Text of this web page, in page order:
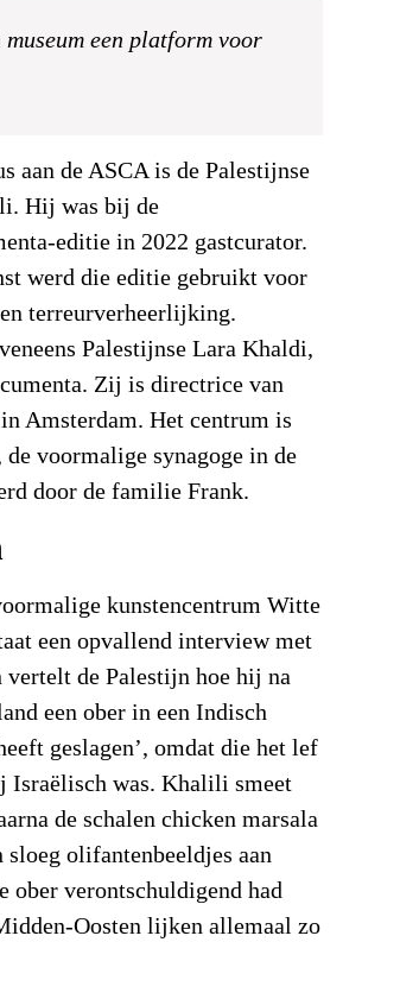
museum een platform voor
aan de ASCA is de Palestijnse
Hij was bij de
editie in 2022 gastcurator.
werd die editie gebruikt voor
terreurverheerlijking.
Palestijnse Lara Khaldi,
Zij is directrice van
Amsterdam. Het centrum is
voormalige synagoge in de
door de familie Frank.
kunstencentrum Witte
een opvallend interview met
de Palestijn hoe hij na
een ober in een Indisch
geslagen’, omdat die het lef
Israëlisch was. Khalili smeet
de schalen chicken marsala
sloeg olifantenbeeldjes aan
ober verontschuldigend had
Oosten lijken allemaal zo